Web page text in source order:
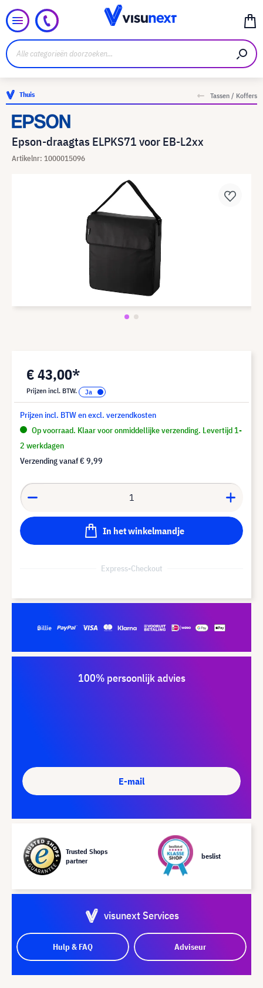
Thuis Tassen / Koffers
Epson-draagtas ELPKS71 voor EB-L2xx
Artikelnr: 1000015096
€ 43,00*
Prijzen incl. BTW.
Prijzen incl. BTW en excl. verzendkosten
Op voorraad. Klaar voor onmiddellijke verzending. Levertijd 1-
2 werkdagen
Verzending vanaf€ 9,99
In het winkelmandje
Express-Checkout
100% persoonlijk advies
E-mail
Trusted Shops
partner
beslist
visunext Services
Hulp & FAQ Adviseur